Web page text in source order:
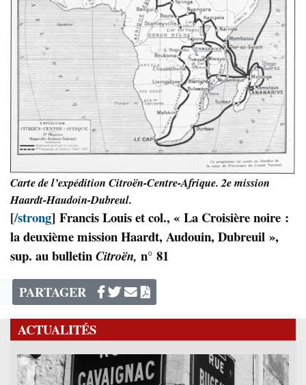
Carte de l’expédition Citroën-Centre-Afrique. 2e mission
Haardt-Haudoin-Dubreul.
[/strong] Francis Louis et col., « La Croisière noire :
la deuxième mission Haardt, Audouin, Dubreuil »,
sup. au bulletinCitroën, n° 81
PARTAGER
ACTUALITÉS